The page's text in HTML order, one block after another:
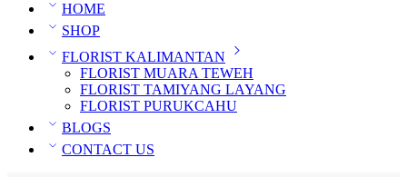
HOME
SHOP
FLORIST KALIMANTAN
FLORIST MUARA TEWEH
FLORIST TAMIYANG LAYANG
FLORIST PURUKCAHU
BLOGS
CONTACT US